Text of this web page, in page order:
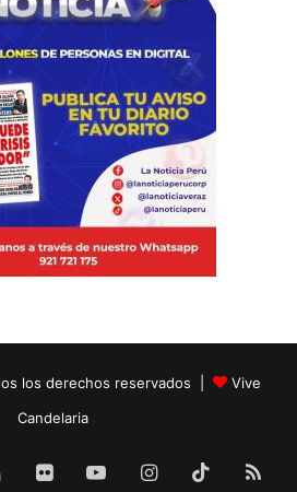
los derechos reservados |
Vive
Candelaria
LinkedInFlickr YouTubeInstagram
TikTok